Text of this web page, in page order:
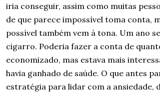
iria conseguir, assim como muitas
de que parece impossível toma conta,
possível também vem à tona. Um ano
cigarro. Poderia fazer a conta de
economizado, mas estava mais
havia ganhado de saúde. O que antes
estratégia para lidar com a ansiedade,